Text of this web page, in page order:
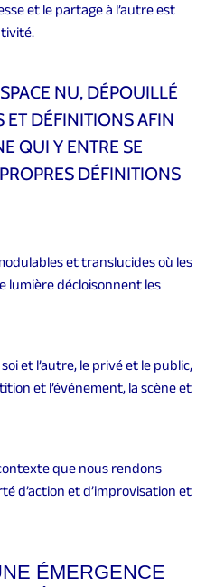
et le partage à l’autre est
NU, DÉPOUILLÉ
ET DÉFINITIONS AFIN
QUI Y ENTRE SE
DÉFINITIONS
et translucides où les
lumière décloisonnent les
et l’autre, le privé et le public,
et l’événement, la scène et
que nous rendons
d’action et d’improvisation et
ÉMERGENCE